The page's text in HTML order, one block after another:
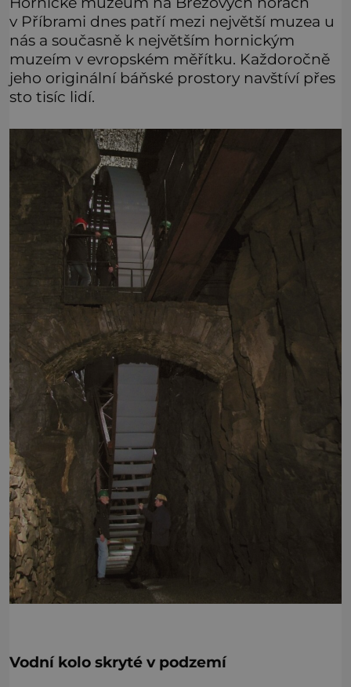
v Příbrami dnes patří mezi největší muzea u
nás a současně k největším hornickým
muzeím v evropském měřítku. Každoročně
jeho originální báňské prostory navštíví přes
sto tisíc lidí.
Vodní kolo skryté v podzemí